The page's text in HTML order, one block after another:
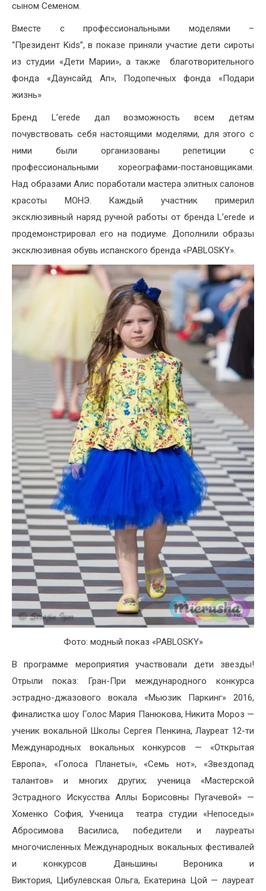
сыном Семеном.
Вместе с профессиональными моделями –
“Президент Kids”, в показе приняли участие дети сироты
из студии «Дети Марии», а также благотворительного
фонда «Даунсайд Ап», Подопечных фонда «Подари
жизнь»
Бренд L’erede дал возможность всем детям
почувствовать себя настоящими моделями, для этого с
ними были организованы репетиции с
профессиональными хореографами-постановщиками.
Над образами Алис поработали мастера элитных салонов
красоты МОНЭ. Каждый участник примерил
эксклюзивный наряд ручной работы от бренда L’erede и
продемонстрировал его на подиуме. Дополнили образы
эксклюзивная обувь испанского бренда «PABLOSKY».
Фото: модный показ «PABLOSKY»
В программе мероприятия участвовали дети звезды!
Отрыли показ: Гран-При международного конкурса
эстрадно-джазового вокала «Мьюзик Паркинг» 2016,
финалистка шоу Голос Мария Панюкова, Никита Мороз —
ученик вокальной Школы Сергея Пенкина, Лауреат 12-ти
Международных вокальных конкурсов — «Открытая
Европа», «Голоса Планеты», «Семь нот», «Звездопад
талантов» и многих других; ученица «Мастерской
Эстрадного Искусства Аллы Борисовны Пугачевой» —
Хоменко София, Ученица театра студии «Непоседы»
Абросимова Василиса, победители и лауреаты
многочисленных Международных вокальных фестивалей
и конкурсов Даньшины Вероника и
Виктория, Цибулевская Ольга, Екатерина Цой — лауреат